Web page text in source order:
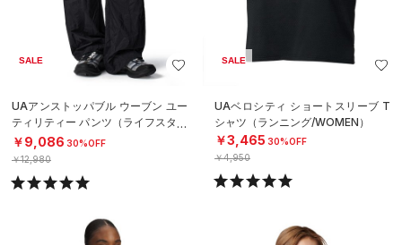
SALE
UAアンストッパブル ウーブン ユー
ティリティー パンツ（ライフスタイ
ル/WOMEN）
￥9,086 30%OFF
￥12,980
SALE
UAベロシティ ショートスリーブ T
シャツ（ランニング/WOMEN）
￥3,465 30%OFF
￥4,950